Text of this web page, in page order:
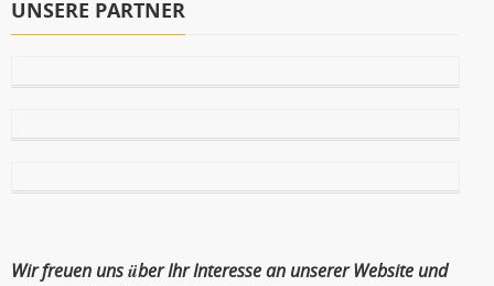
UNSERE PARTNER
Wir freuen uns über Ihr Interesse an unserer Website und